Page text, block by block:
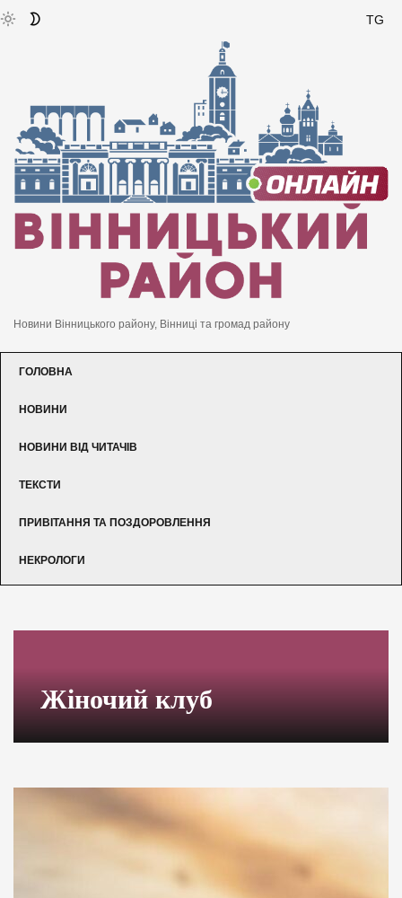
TG
Новини Вінницького району, Вінниці та громад району
ГОЛОВНА
НОВИНИ
НОВИНИ ВІД ЧИТАЧІВ
ТЕКСТИ
ПРИВІТАННЯ ТА ПОЗДОРОВЛЕННЯ
НЕКРОЛОГИ
Жіночий клуб